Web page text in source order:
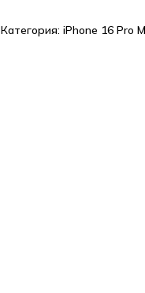
Категория:iPhone 16 Pro